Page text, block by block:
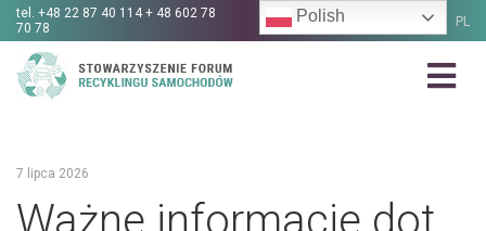
tel. +48 22 87 40 114 + 48 602 78
70 78
PL
7 lipca 2026
Polish